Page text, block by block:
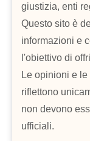
giustizia, enti
Questo sito è
informazioni e
l'obiettivo di
Le opinioni e
riflettono
non devono
ufficiali.